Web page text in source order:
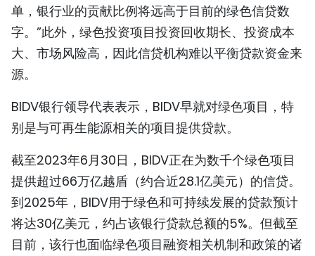
单，银行业的贡献比例将远高于目前的绿色信贷数
字。”此外，绿色投资项目投资回收期长、投资成本
大、市场风险高，因此信贷机构难以平衡贷款资金来
源。
BIDV银行领导代表表示，BIDV早就对绿色项目，特
别是与可再生能源相关的项目提供贷款。
截至2023年6月30日，BIDV正在为数千个绿色项目
提供超过66万亿越盾（约合近28.1亿美元）的信贷。
到2025年，BIDV用于绿色和可持续发展的贷款预计
将达30亿美元，约占该银行贷款总额的5%。但截至
目前，该行也面临绿色项目融资相关机制和政策的诸